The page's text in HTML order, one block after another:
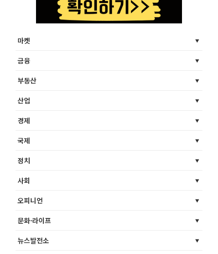
마켓
금융
부동산
산업
경제
국제
정치
사회
오피니언
문화·라이프
뉴스발전소